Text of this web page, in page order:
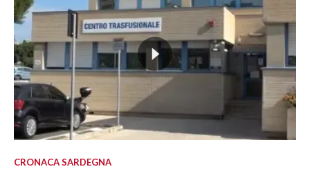
CRONACA SARDEGNA